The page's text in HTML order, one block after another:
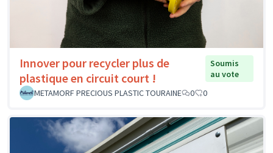
Innover pour recycler plus de
plastique en circuit court !
Soumis
au vote
METAMORF PRECIOUS PLASTIC TOURAINE
0 0